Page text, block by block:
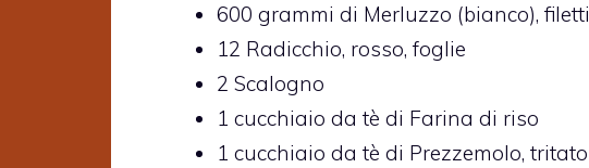
600 grammi di Merluzzo (bianco), filetti
12 Radicchio, rosso, foglie
2 Scalogno
1 cucchiaio da tè di Farina di riso
1 cucchiaio da tè di Prezzemolo, tritato